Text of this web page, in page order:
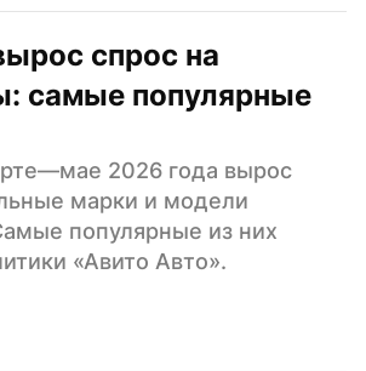
спрос на
самые популярные
2026 года вырос
марки и модели
популярные из них
«Авито Авто».